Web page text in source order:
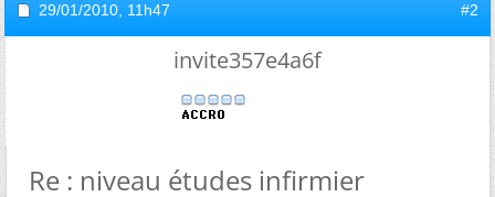
29/01/2010, 11h47 #2
invite357e4a6f
Re : niveau études infirmier